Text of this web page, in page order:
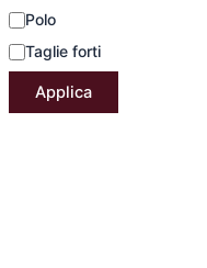
Polo
Taglie forti
Applica